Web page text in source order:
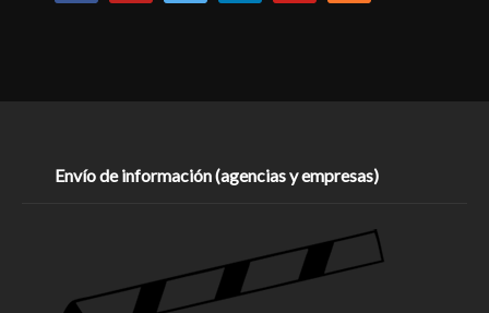
Envío de información (agencias y empresas)